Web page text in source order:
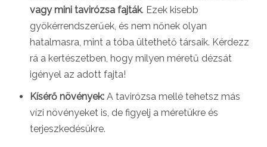
vagy mini tavirózsa fajták. Ezek kisebb
gyökérrendszerűek, és nem nőnek olyan
hatalmasra, mint a tóba ültethető társaik. Kérdezz
rá a kertészetben, hogy milyen méretű dézsát
igényel az adott fajta!
Kísérő növények: A tavirózsa mellé tehetsz más
vízi növényeket is, de figyelj a méretükre és
terjeszkedésükre.